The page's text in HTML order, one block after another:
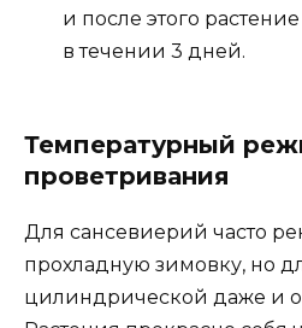
и после этого
в течении 3 дней.
Температурный
проветривания
Для сансевиерий часто
прохладную зимовку, но
цилиндрической даже и